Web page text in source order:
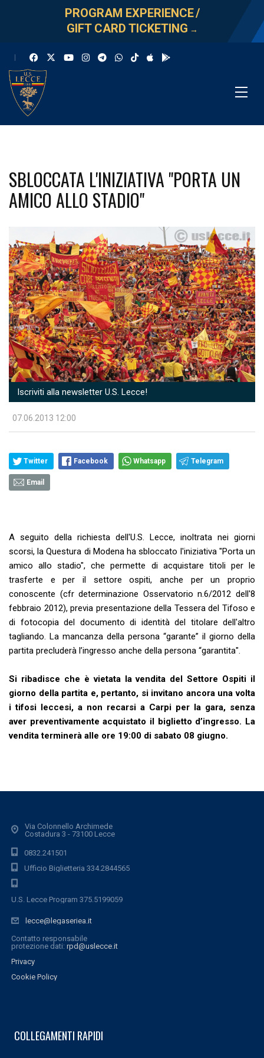
PROGRAM EXPERIENCE/
GIFT CARD TICKETING →
SBLOCCATA L'INIZIATIVA "PORTA UN
AMICO ALLO STADIO"
Iscriviti alla newsletter U.S. Lecce!
07.06.2013 12:00
Twitter Facebook Whatsapp Telegram
Email
A seguito della richiesta dell'U.S. Lecce, inoltrata nei giorni
scorsi, la Questura di Modena ha sbloccato l'iniziativa "Porta un
amico allo stadio",che permette di acquistare titoli per le
trasferte e per il settore ospiti, anche per un proprio
conoscente (cfr determinazione Osservatorio n.6/2012 dell'8
febbraio 2012), previa presentazione della Tessera del Tifoso e
di fotocopia del documento di identità del titolare dell'altro
tagliando. La mancanza della persona “garante” il giorno della
partita precluderà l’ingresso anche della persona “garantita".
Si ribadisce che è vietata la vendita del Settore Ospiti il
giorno della partita e, pertanto, si invitano ancora una volta
i tifosi leccesi, a non recarsi a Carpi per la gara, senza
aver preventivamente acquistato il biglietto d’ingresso. La
vendita terminerà alle ore 19:00 di sabato 08 giugno.
Via Colonnello Archimede
Costadura 3 - 73100 Lecce
0832.241501
Ufficio Biglietteria 334.2844565
U.S. Lecce Program 375.5199059
lecce@legaseriea.it
Contatto responsabile
protezione dati: rpd@uslecce.it
Privacy
Cookie Policy
COLLEGAMENTI RAPIDI